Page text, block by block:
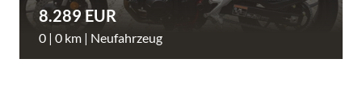
8.289 EUR
0 | 0 km | Neufahrzeug